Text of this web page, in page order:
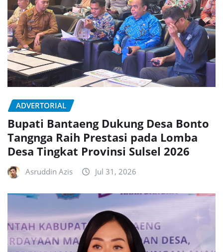
ADVERTORIAL
Bupati Bantaeng Dukung Desa Bonto
Tangnga Raih Prestasi pada Lomba
Desa Tingkat Provinsi Sulsel 2026
Asruddin Azis Jul 31, 2026